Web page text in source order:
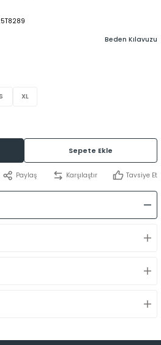
XL
Beden Kılavuzu
Sepete Ekle
Paylaş Karşılaştır Tavsiye Et